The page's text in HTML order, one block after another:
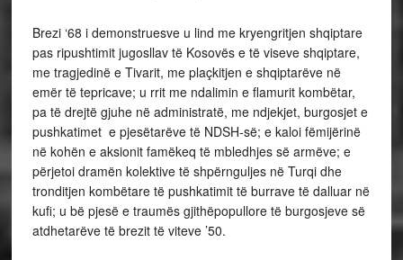
Brezi ‘68 i demonstruesve u lind me kryengritjen shqiptare
pas ripushtimit jugosllav të Kosovës e të viseve shqiptare,
me tragjedinë e Tivarit, me plaçkitjen e shqiptarëve në
emër të tepricave; u rrit me ndalimin e flamurit kombëtar,
pa të drejtë gjuhe në administratë, me ndjekjet, burgosjet e
pushkatimet e pjesëtarëve të NDSH-së; e kaloi fëmijërinë
në kohën e aksionit famëkeq të mbledhjes së armëve; e
përjetoi dramën kolektive të shpërnguljes në Turqi dhe
tronditjen kombëtare të pushkatimit të burrave të dalluar në
kufi; u bë pjesë e traumës gjithëpopullore të burgosjeve së
atdhetarëve të brezit të viteve ’50.